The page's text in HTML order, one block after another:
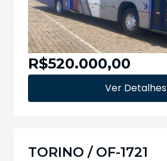
R$520.000,00
Ver Detalhes
TORINO / OF-1721